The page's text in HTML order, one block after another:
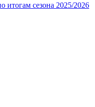
итогам сезона 2025/2026